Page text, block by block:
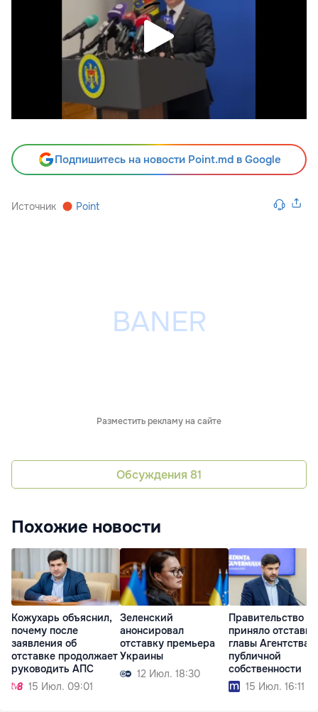
Подпишитесь на новости Point.md в Google
Источник Point
Разместить рекламу на сайте
Обсуждения 81
Похожие новости
Кожухарь объяснил,
почему после
заявления об
отставке продолжает
руководить АПС
15 Июл. 09:01
Зеленский
анонсировал
отставку премьера
Украины
12 Июл. 18:30
Правительство
приняло отставку
главы Агентства
публичной
собственности
15 Июл. 16:11